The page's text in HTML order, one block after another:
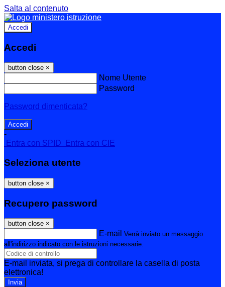
Salta al contenuto
Accedi
Accedi
button close ×
Nome Utente
Password
Password dimenticata?
-
Entra con SPID
Entra con CIE
Seleziona utente
button close ×
Recupero password
button close ×
E-mail Verrà inviato un messaggio
all'indirizzo indicato con le istruzioni necessarie.
E-mail inviata, si prega di controllare la casella di posta
elettronica!